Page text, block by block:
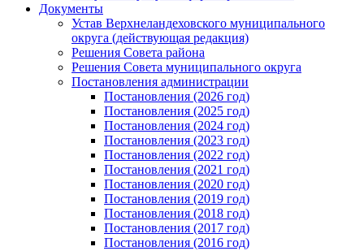
Документы
Устав Верхнеландеховского муниципального
округа (действующая редакция)
Решения Совета района
Решения Совета муниципального округа
Постановления администрации
Постановления (2026 год)
Постановления (2025 год)
Постановления (2024 год)
Постановления (2023 год)
Постановления (2022 год)
Постановления (2021 год)
Постановления (2020 год)
Постановления (2019 год)
Постановления (2018 год)
Постановления (2017 год)
Постановления (2016 год)